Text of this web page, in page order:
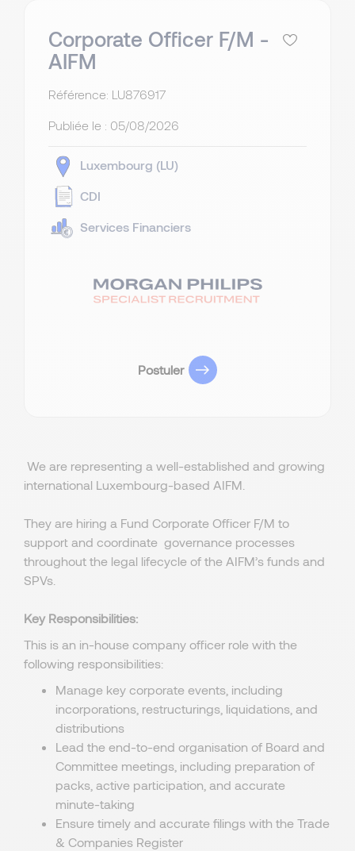
Corporate Officer F/M -
AIFM
Référence: LU876917
Publiée le : 05/08/2026
Luxembourg (LU)
CDI
Services Financiers
Postuler
We are representing a well-established and growing
international Luxembourg-based AIFM.
They are hiring a Fund Corporate Officer F/M to
support and coordinate governance processes
throughout the legal lifecycle of the AIFM’s funds and
SPVs.
Key Responsibilities:
This is an in-house company officer role with the
following responsibilities:
Manage key corporate events, including
incorporations, restructurings, liquidations, and
distributions
Lead the end-to-end organisation of Board and
Committee meetings, including preparation of
packs, active participation, and accurate
minute-taking
Ensure timely and accurate filings with the Trade
& Companies Register